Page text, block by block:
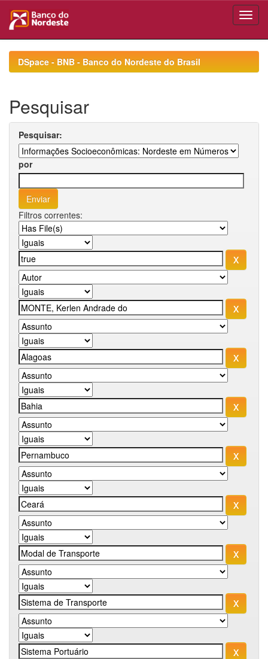
navigationDSpace - BNB - Banco do Nordeste do Brasil
Pesquisar
Pesquisar:
por
Filtros correntes: